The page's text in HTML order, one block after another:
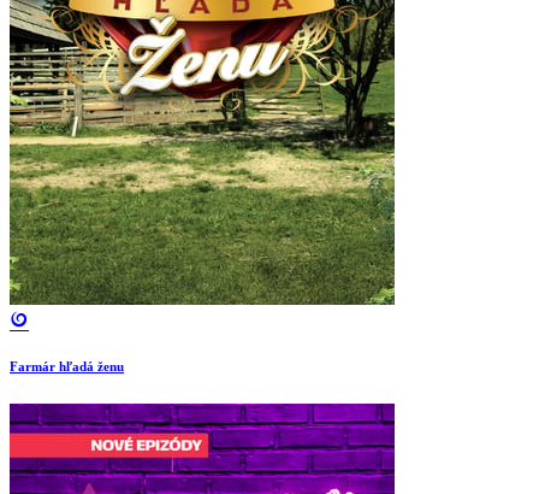
Farmár hľadá ženu